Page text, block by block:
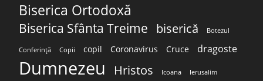
Biserica Ortodoxă
Biserica Sfânta Treime biserică Botezul
Conferință Copii copil Coronavirus Cruce dragoste
Dumnezeu Hristos Icoana Ierusalim